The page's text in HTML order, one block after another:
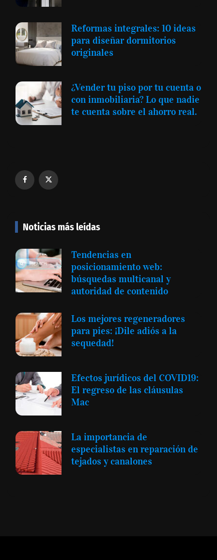
Reformas integrales: 10 ideas
para diseñar dormitorios
originales
¿Vender tu piso por tu cuenta o
con inmobiliaria? Lo que nadie
te cuenta sobre el ahorro real.
Noticias más leídas
Tendencias en
posicionamiento web:
búsquedas multicanal y
autoridad de contenido
Los mejores regeneradores
para pies: ¡Dile adiós a la
sequedad!
Efectos jurídicos del COVID19:
El regreso de las cláusulas
Mac
La importancia de
especialistas en reparación de
tejados y canalones